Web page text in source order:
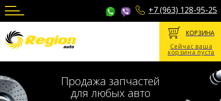
+7 (963) 128-95-25
КОРЗИНА
Сейчас ваша
корзина пуста
Продажа запчастей
для любых авто